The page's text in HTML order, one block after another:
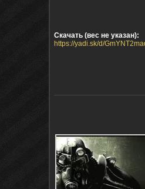
Скачать (вес не указан):
https://yadi.sk/d/